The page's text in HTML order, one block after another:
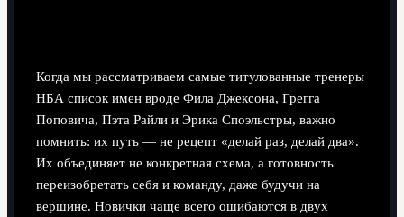
Когда мы рассматриваем самые титулованные тренеры
НБА список имен вроде Фила Джексона, Грегга
Поповича, Пэта Райли и Эрика Споэльстры, важно
помнить: их путь — не рецепт «делай раз, делай два».
Их объединяет не конкретная схема, а готовность
переизобретать себя и команду, даже будучи на
вершине. Новички чаще всего ошибаются в двух